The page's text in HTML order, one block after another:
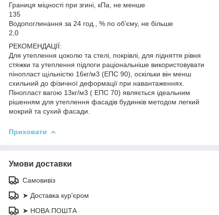
Границя міцності при згині, кПа, не менше
135
Водопоглинання за 24 год., % по об’єму, не більше
2,0
РЕКОМЕНДАЦІЇ:
Для утеплення цоколю та стелі, покрівлі, для підняття рівня
стяжки та утеплення підлоги раціональніше використовувати
пінопласт щільністю 16кг/м3 (ЕПС 90), оскільки він менш
схильний до фізичної деформації при навантаженнях.
Пінопласт вагою 13кг/м3 ( ЕПС 70) являється ідеальним
рішенням для утеплення фасадів будинків методом легкий
мокрий та сухий фасади.
Приховати
Умови доставки
Самовивіз
➤ Доставка кур'єром
➤ НОВА ПОШТА